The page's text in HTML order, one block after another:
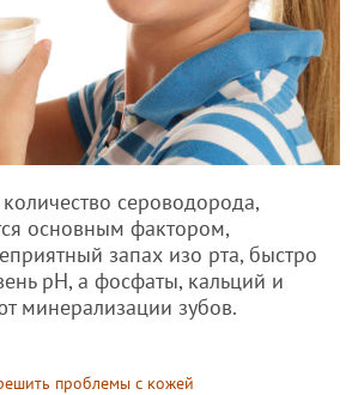
сероводорода,
основным фактором,
запах изо рта, быстро
pH, а фосфаты, кальций и
минерализации зубов.
проблемы с кожей